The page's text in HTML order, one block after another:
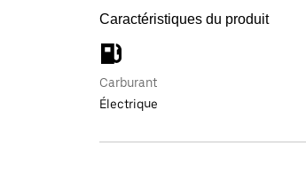
Caractéristiques du produit
Carburant
Électrique